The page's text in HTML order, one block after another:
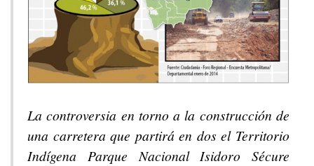
La controversia en torno a la construcción de
una carretera que partirá en dos el Territorio
Indígena Parque Nacional Isidoro Sécure